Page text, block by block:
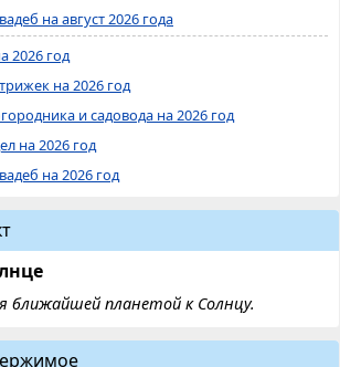
на август 2026 года
2026 год
на 2026 год
и садовода на 2026 год
на 2026 год
на 2026 год
ближайшей планетой к Солнцу.